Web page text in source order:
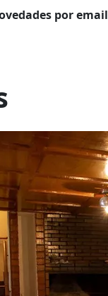
por email